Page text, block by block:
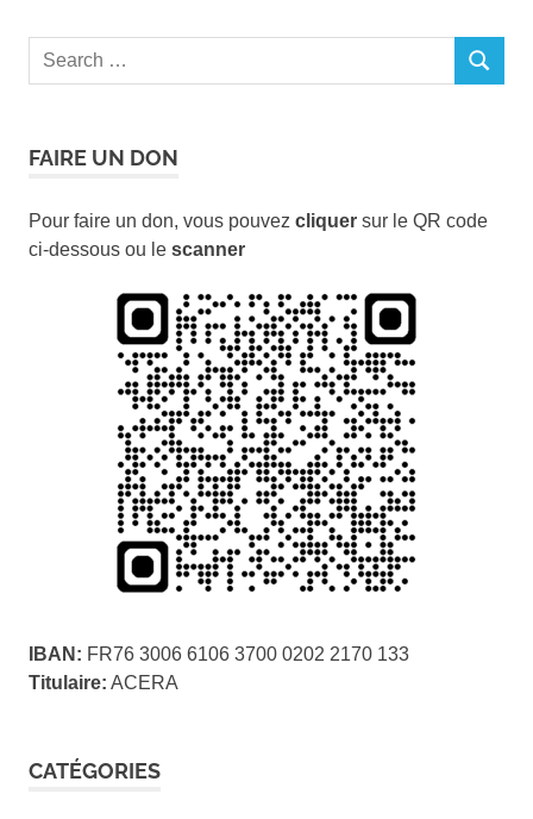
Search
SEARCH
FAIRE UN DON
Pour faire un don, vous pouvez cliquer sur le QR code
ci-dessous ou le scanner
IBAN: FR76 3006 6106 3700 0202 2170 133
Titulaire: ACERA
CATÉGORIES